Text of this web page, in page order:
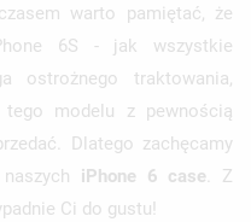
warto pamiętać, że
6S - jak wszystkie
ostrożnego traktowania,
tego modelu z pewnością
Dlatego zachęcamy
iPhone 6 case . Z
Ci do gustu!